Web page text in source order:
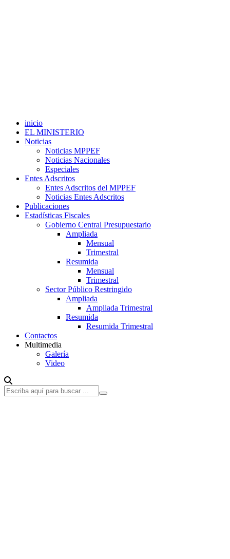
inicio
EL MINISTERIO
Noticias
Noticias MPPEF
Noticias Nacionales
Especiales
Entes Adscritos
Entes Adscritos del MPPEF
Noticias Entes Adscritos
Publicaciones
Estadísticas Fiscales
Gobierno Central Presupuestario
Ampliada
Mensual
Trimestral
Resumida
Mensual
Trimestral
Sector Público Restringido
Ampliada
Ampliada Trimestral
Resumida
Resumida Trimestral
Contactos
Multimedia
Galería
Video